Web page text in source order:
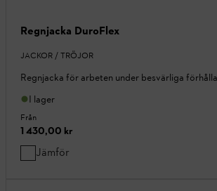
Regnjacka DuroFlex
JACKOR / TRÖJOR
Regnjacka för arbeten under besvärliga
I lager
Från
1 430,00 kr
Jämför